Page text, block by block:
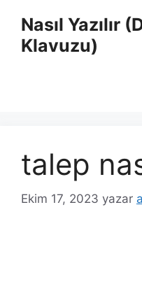
Nasıl Yazılır
Klavuzu)
talep
Ekim 17, 2023 yazar